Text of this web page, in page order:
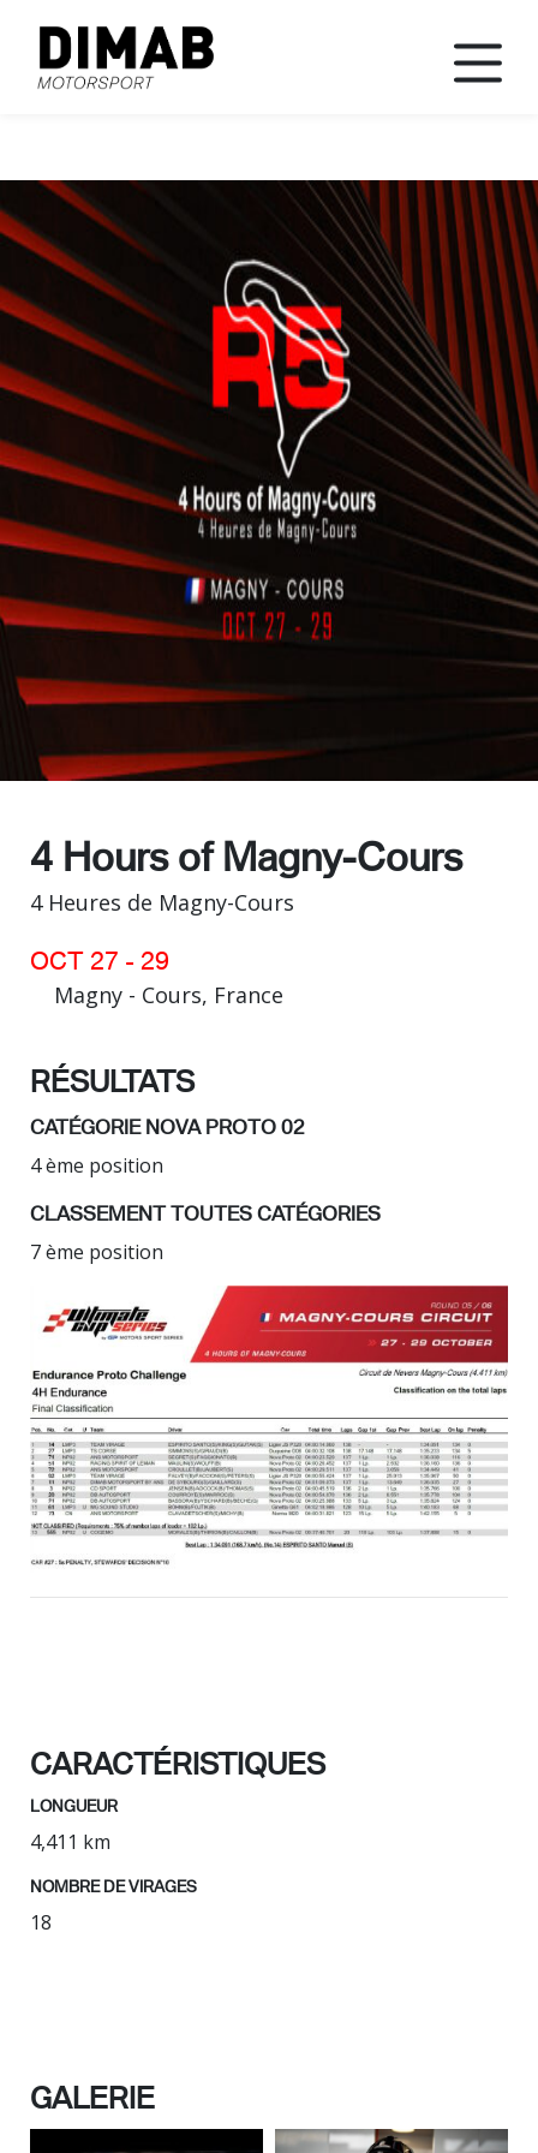
News
Races
Team
Contact
4 Hours of Magny-Cours
4 Heures de Magny-Cours
OCT 27 - 29
Magny - Cours, France
RÉSULTATS
CATÉGORIE NOVA PROTO 02
4 ème position
CLASSEMENT TOUTES CATÉGORIES
7 ème position
CARACTÉRISTIQUES
LONGUEUR
4,411 km
NOMBRE DE VIRAGES
18
GALERIE